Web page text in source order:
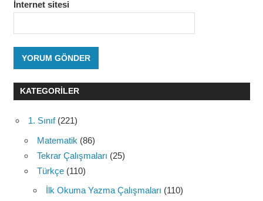
İnternet sitesi
KATEGORILER
1. Sınıf(221)
Matematik (86)
Tekrar Çalışmaları (25)
Türkçe (110)
İlk Okuma Yazma Çalışmaları (110)